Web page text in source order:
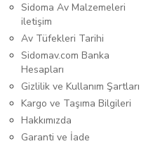
Sidoma Av Malzemeleri
iletişim
Av Tüfekleri Tarihi
Sidomav.com Banka
Hesapları
Gizlilik ve Kullanım Şartları
Kargo ve Taşıma Bilgileri
Hakkımızda
Garanti ve İade